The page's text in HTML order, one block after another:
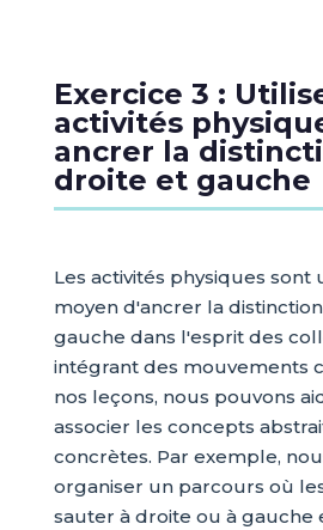
Exercice 3 :
activités
ancrer la
droite et gauche
Les activités physiques sont
moyen d'ancrer la
gauche dans l'esprit des
intégrant des mouvements
nos leçons, nous pouvons
associer les concepts
concrètes. Par exemple,
organiser un parcours où
sauter à droite ou à gauche